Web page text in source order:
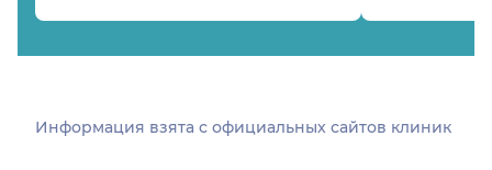
Информация взята c официальных сайтов клиник